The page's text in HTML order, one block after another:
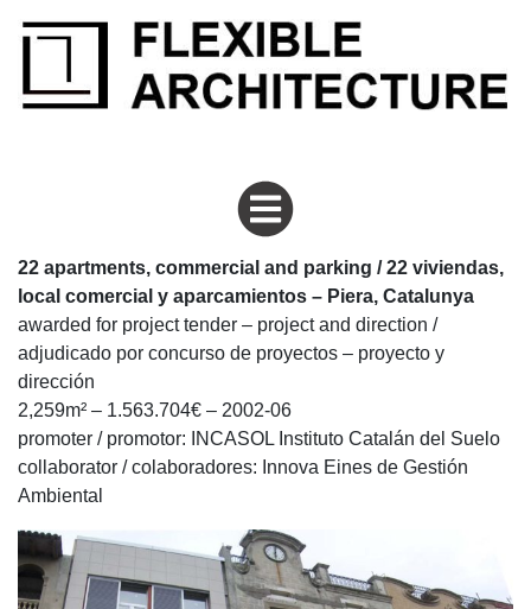
flexiblearchitecture
Piera
22 apartments, commercial and parking / 22 viviendas,
local comercial y aparcamientos – Piera, Catalunya
awarded for project tender – project and direction /
adjudicado por concurso de proyectos – proyecto y
dirección
2,259m² – 1.563.704€ – 2002-06
promoter / promotor: INCASOL Instituto Catalán del Suelo
collaborator / colaboradores: Innova Eines de Gestión
Ambiental